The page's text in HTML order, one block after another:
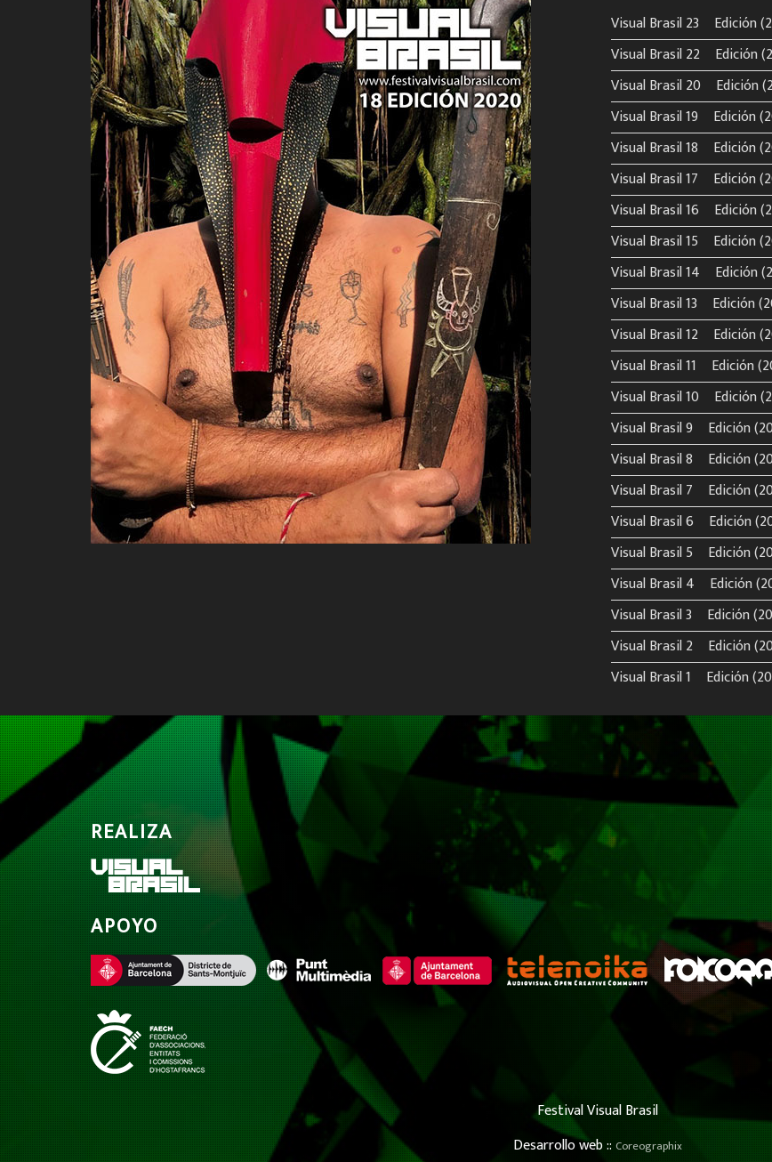
Visual Brasil 23º Edición
Visual Brasil 22º Edición
Visual Brasil 20º Edición
Visual Brasil 19º Edición
Visual Brasil 18º Edición
Visual Brasil 17º Edición
Visual Brasil 16º Edición
Visual Brasil 15º Edición
Visual Brasil 14º Edición
Visual Brasil 13º Edición
Visual Brasil 12º Edición
Visual Brasil 11º Edición
Visual Brasil 10º Edición
Visual Brasil 9º Edición
Visual Brasil 8º Edición
Visual Brasil 7º Edición
Visual Brasil 6º Edición
Visual Brasil 5º Edición
Visual Brasil 4º Edición
Visual Brasil 3º Edición
Visual Brasil 2º Edición
Visual Brasil 1º Edición
REALIZA
APOYO
Festival Visual Brasil
Desarrollo web :: Coreographix